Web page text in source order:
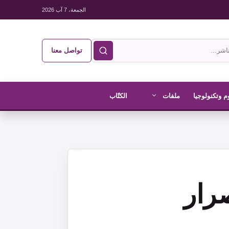
الجمعة، 7 آب 2026
تواصل معنا
وتكنولوجيا ملفات الكتّاب